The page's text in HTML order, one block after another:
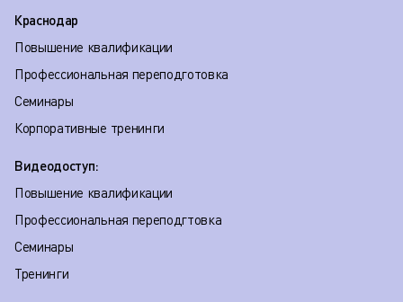
Краснодар
Повышение квалификации
Профессиональная переподготовка
Семинары
Корпоративные тренинги
Видеодоступ:
Повышение квалификации
Профессиональная переподгтовка
Семинары
Тренинги